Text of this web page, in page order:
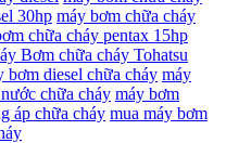
30hp máy bơm chữa cháy
chữa cháy pentax 15hp
Bơm chữa cháy Tohatsu
bơm diesel chữa cháy máy
chữa cháy máy bơm
áp chữa cháy mua máy bơm